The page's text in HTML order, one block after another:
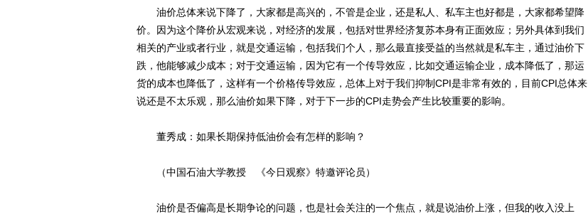
油价总体来说下降了，大家都是高兴的，不管是企业，还是私人、私车主也好都是，大家都希望降
价。因为这个降价从宏观来说，对经济的发展，包括对世界经济复苏本身有正面效应；另外具体到我们
相关的产业或者行业，就是交通运输，包括我们个人，那么最直接受益的当然就是私车主，通过油价下
跌，他能够减少成本；对于交通运输，因为它有一个传导效应，比如交通运输企业，成本降低了，那运
货的成本也降低了，这样有一个价格传导效应，总体上对于我们抑制CPI是非常有效的，目前CPI总体来
说还是不太乐观，那么油价如果下降，对于下一步的CPI走势会产生比较重要的影响。
董秀成：如果长期保持低油价会有怎样的影响？
（中国石油大学教授 《今日观察》特邀评论员）
油价是否偏高是长期争论的问题，也是社会关注的一个焦点，就是说油价上涨，但我的收入没上